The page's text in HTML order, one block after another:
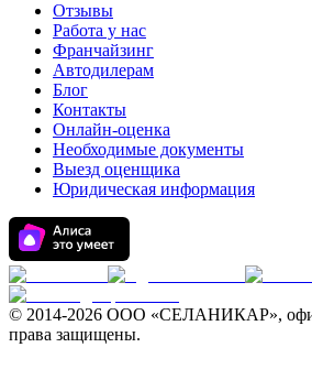
Отзывы
Работа у нас
Франчайзинг
Автодилерам
Блог
Контакты
Онлайн-оценка
Необходимые документы
Выезд оценщика
Юридическая информация
© 2014-2026 ООО «СЕЛАНИКАР»,
права защищены.